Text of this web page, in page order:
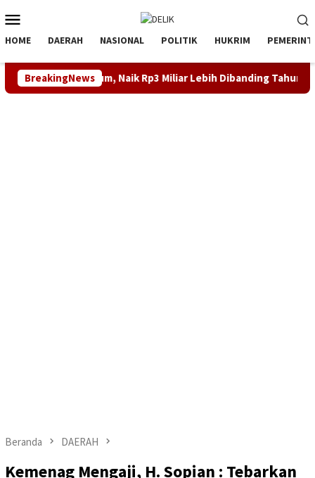
ke
kontenMobile
HOME DAERAH NASIONAL POLITIK HUKRIM
BreakingNews
Tirta Tarum, Naik Rp3 Miliar Lebih Dibanding Tahun 2024
Beranda DAERAH
Kemenag Mengaji, H. Sopian : Tebarkan